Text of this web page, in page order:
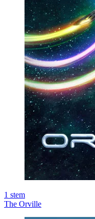
1 stem
The Orville